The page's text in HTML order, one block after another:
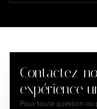
Contactez-
expérience
Pour toute question ou